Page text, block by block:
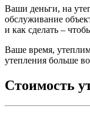
Ваши деньги, на
обслуживание
и как сделать –
Ваше время,
утепления больше
Стоимость